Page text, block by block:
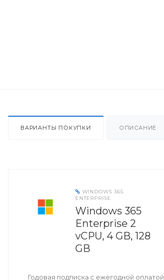
ВАРИАНТЫ ПОКУПКИ ОПИСАНИЕ
WINDOWS 365
ENTERPRISE
Windows 365
Enterprise 2
vCPU, 4 GB, 128
GB
Годовая подписка с ежегодной оплатой